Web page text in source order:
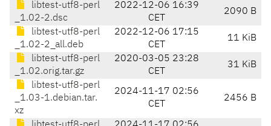
libtest-utf8-perl
_1.02-2.dsc
2022-12-06 16:39
CET
2090 B
libtest-utf8-perl
_1.02-2_all.deb
2022-12-06 17:15
CET
11 KiB
libtest-utf8-perl
_1.02.orig.tar.gz
2020-03-05 23:28
CET
31 KiB
libtest-utf8-perl
_1.03-1.debian.tar.
xz
2024-11-17 02:56
CET
2456 B